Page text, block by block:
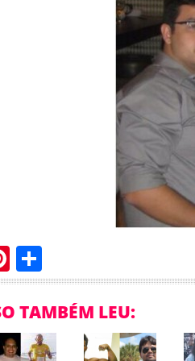
Pinterest
TAMBÉM LEU: